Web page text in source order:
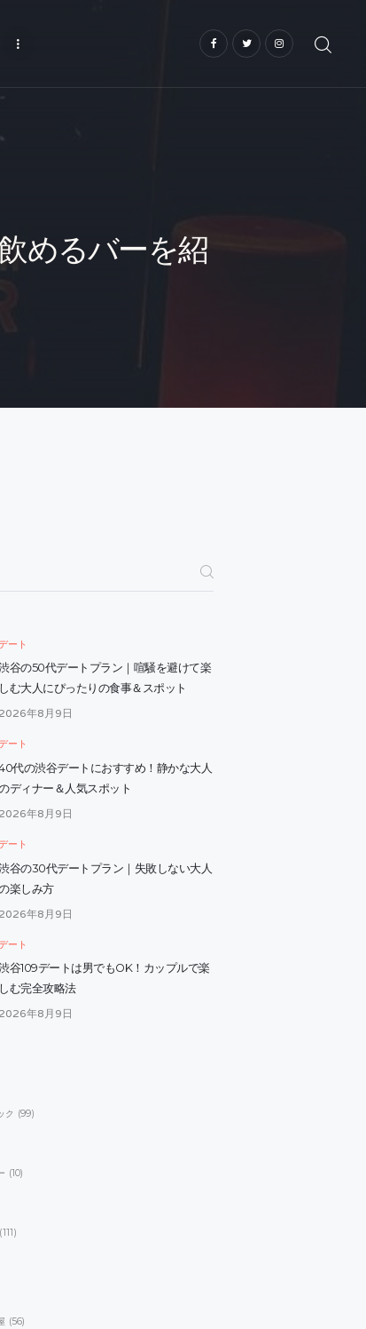
めるバーを紹
ート
谷の50代デートプラン｜喧騒を避けて楽
しむ大人にぴったりの食事＆スポット
2026年8月9日
ート
代の渋谷デートにおすすめ！静かな大人
ディナー＆人気スポット
2026年8月9日
ート
谷の30代デートプラン｜失敗しない大人
楽しみ方
2026年8月9日
ート
谷109デートは男でもOK！カップルで楽
しむ完全攻略法
2026年8月9日
ク (99)
(10)
(111)
(56)